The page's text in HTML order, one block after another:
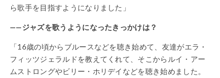
ら歌手を目指すようになりました」
——ジャズを歌うようになったきっかけは？
「16歳の頃からブルースなどを聴き始めて、友達がエラ・
フィッツジェラルドを教えてくれて、そこからルイ・アー
ムストロングやビリー・ホリデイなどを聴き始めました。